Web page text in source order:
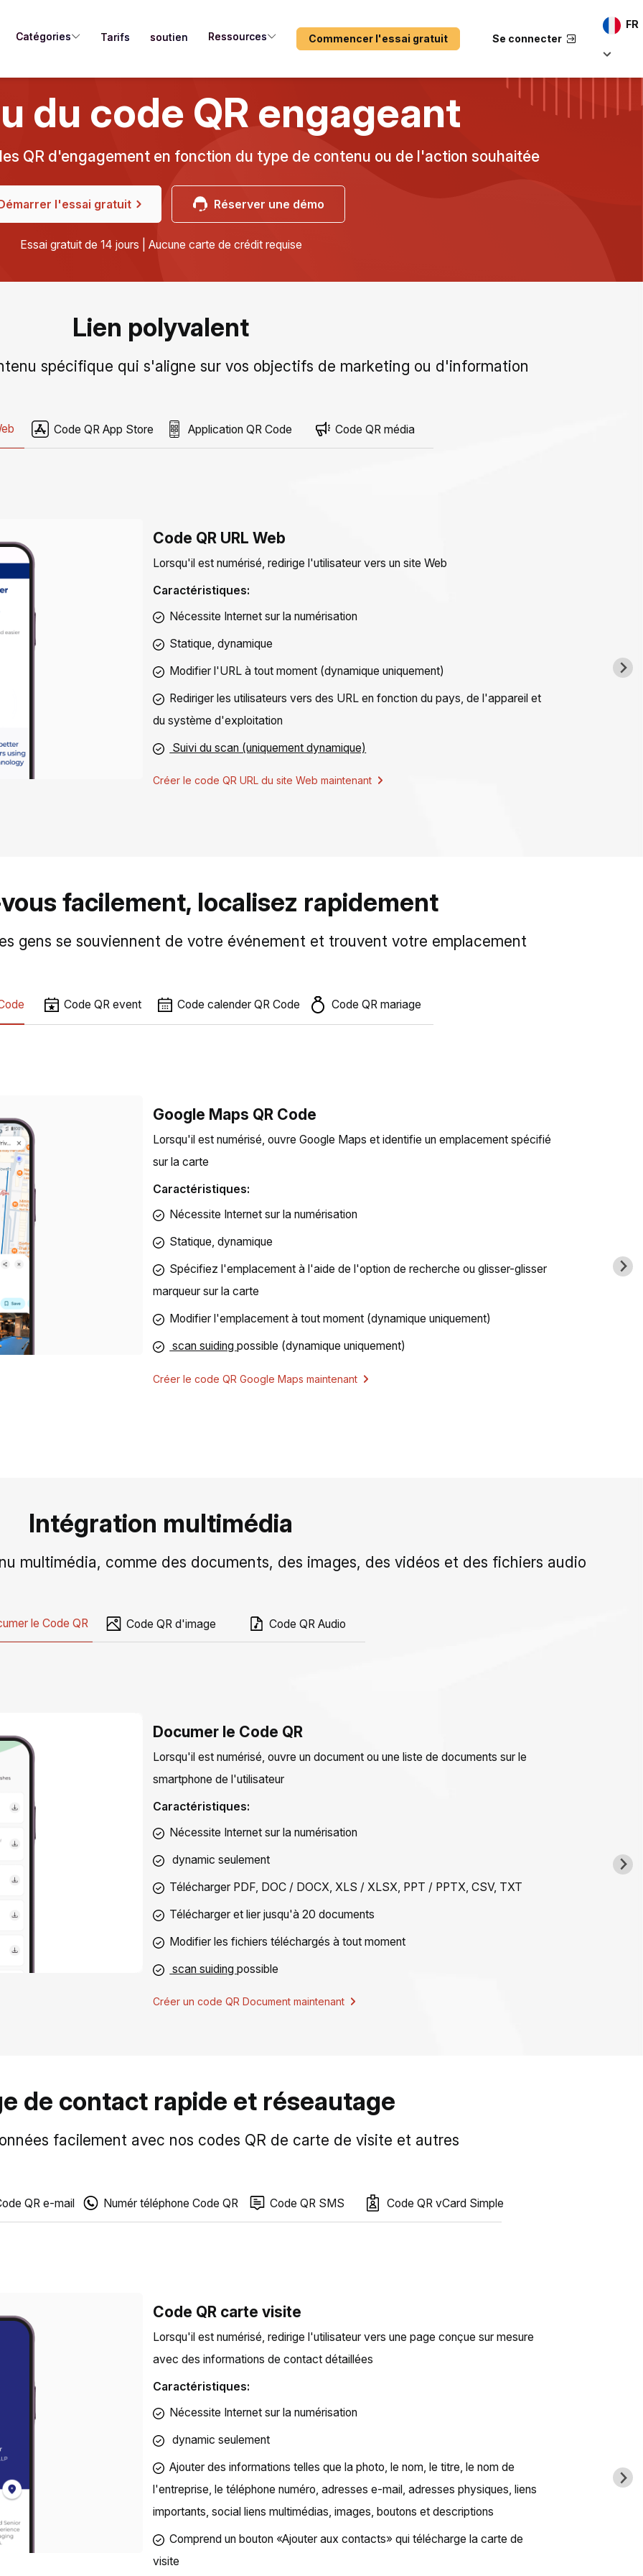
Catégories Tarifs soutien Ressources Commencer l'essai gratuit Se connecter
FR
du code QR engageant
QR d'engagement en fonction du type de contenu ou de l'action souhaitée
l'essai gratuit Réserver une démo
Essai gratuit de 14 jours | Aucune carte de crédit requise
Lien polyvalent
spécifique qui s'aligne sur vos objectifs de marketing ou d'information
Code QR App Store Application QR Code Code QR média
Code QR URL Web
Lorsqu'il est numérisé, redirige l'utilisateur vers un site Web
Caractéristiques:
Nécessite Internet sur la numérisation
Statique, dynamique
Modifier l'URL à tout moment (dynamique uniquement)
Rediriger les utilisateurs vers des URL en fonction du pays, de l'appareil et
du système d'exploitation
Suivi du scan (uniquement dynamique)
Créer le code QR URL du site Web maintenant
facilement, localisez rapidement
gens se souviennent de votre événement et trouvent votre emplacement
Code QR event Code calender QR Code Code QR mariage
Google Maps QR Code
Lorsqu'il est numérisé, ouvre Google Maps et identifie un emplacement spécifié
sur la carte
Caractéristiques:
Nécessite Internet sur la numérisation
Statique, dynamique
Spécifiez l'emplacement à l'aide de l'option de recherche ou glisser-glisser
marqueur sur la carte
Modifier l'emplacement à tout moment (dynamique uniquement)
scan suidingpossible (dynamique uniquement)
Créer le code QR Google Maps maintenant
Intégration multimédia
multimédia, comme des documents, des images, des vidéos et des fichiers audio
le Code QR Code QR d'image Code QR Audio
Documer le Code QR
Lorsqu'il est numérisé, ouvre un document ou une liste de documents sur le
smartphone de l'utilisateur
Caractéristiques:
Nécessite Internet sur la numérisation
dynamicseulement
Télécharger PDF, DOC / DOCX, XLS / XLSX, PPT / PPTX, CSV, TXT
Télécharger et lier jusqu'à 20 documents
Modifier les fichiers téléchargés à tout moment
scan suidingpossible
Créer un code QR Document maintenant
de contact rapide et réseautage
facilement avec nos codes QR de carte de visite et autres
QR e-mail Numér téléphone Code QR Code QR SMS Code QR vCard Simple
Code QR carte visite
Lorsqu'il est numérisé, redirige l'utilisateur vers une page conçue sur mesure
avec des informations de contact détaillées
Caractéristiques:
Nécessite Internet sur la numérisation
dynamicseulement
Ajouter des informations telles que la photo, le nom, le titre, le nom de
l'entreprise, le téléphone numéro, adresses e-mail, adresses physiques, liens
importants, social liens multimédias, images, boutons et descriptions
Comprend un bouton «Ajouter aux contacts» qui télécharge la carte de
visite